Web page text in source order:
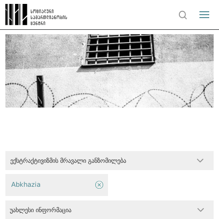
ექსტრაქტივიზმის მრავალი განზომილება
Abkhazia
უახლესი ინფორმაცია